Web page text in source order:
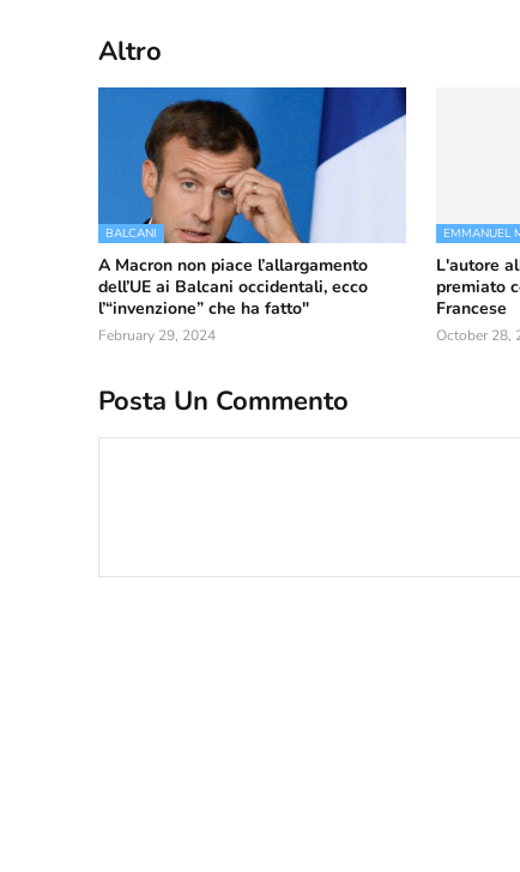
Altro
BALCANI
A Macron non piace l’allargamento
dell’UE ai Balcani occidentali, ecco
l’“invenzione” che ha fatto"
February 29, 2024
EMMANUEL
L'autore
premiato
Francese
October 28,
Posta Un Commento